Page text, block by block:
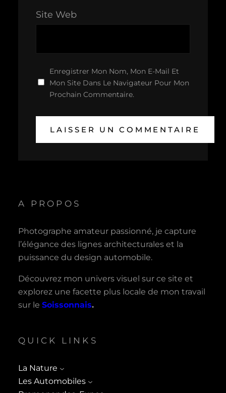
Site Web
Enregistrer Mon Nom, Mon E-Mail Et
Mon Site Dans Le Navigateur Pour Mon
Prochain Commentaire.
A PROPOS
Photographe amateur passionné, je capture
l’élégance des lignes architecturales et la
puissance du design automobile.
Découvrez mon univers visuel sur ce site et
explorez une facette plus locale de mon travail
sur le Soissonnais.
QUICK LINKS
La Nature
Les Automobiles